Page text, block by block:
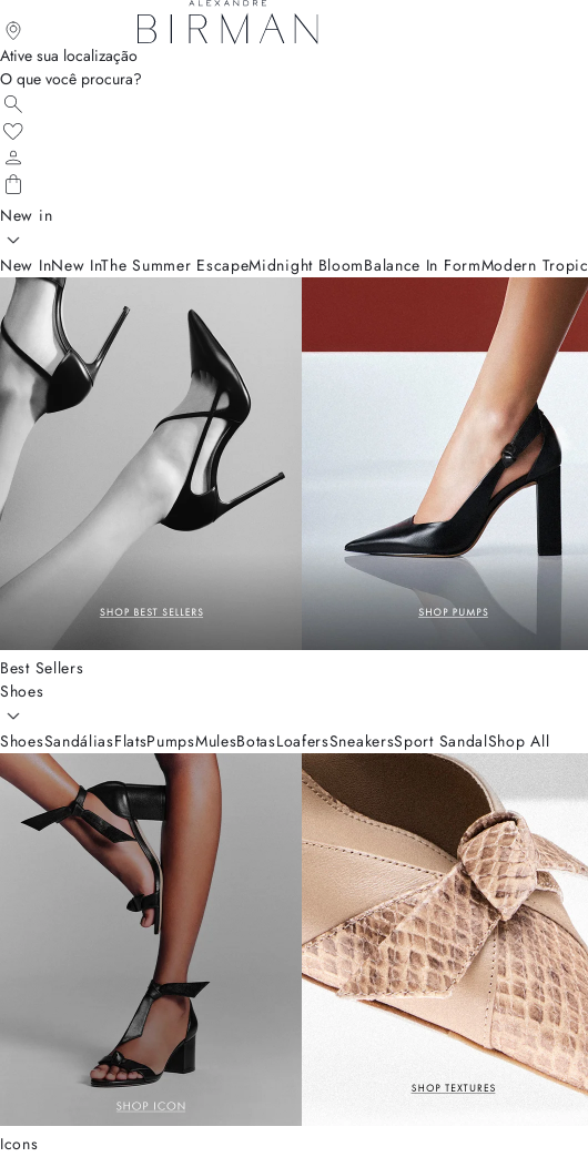
Ative sua localização
O que você procura?
New in
New InNew InThe Summer EscapeMidnight BloomBalance In FormModern Tropic
Best Sellers
Shoes
ShoesSandáliasFlatsPumpsMulesBotasLoafersSneakersSport SandalShop All
Icons